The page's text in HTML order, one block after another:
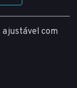
com